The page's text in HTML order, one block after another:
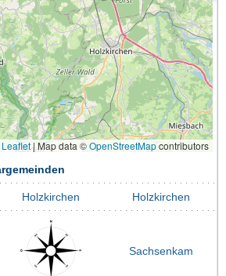
Leaflet|Map data ©OpenStreetMapcontributors
Holzkirchen Holzkirchen
Sachsenkam